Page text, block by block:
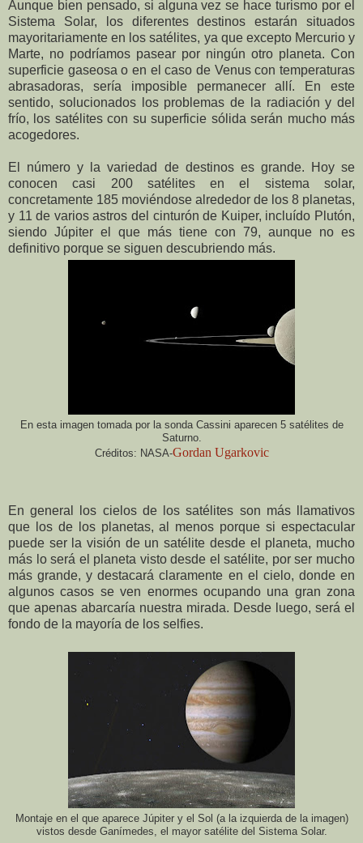
Aunque bien pensado, si alguna vez se hace turismo por el
Sistema Solar, los diferentes destinos estarán situados
mayoritariamente en los satélites, ya que excepto Mercurio y
Marte, no podríamos pasear por ningún otro planeta. Con
superficie gaseosa o en el caso de Venus con temperaturas
abrasadoras, sería imposible permanecer allí. En este
sentido, solucionados los problemas de la radiación y del
frío, los satélites con su superficie sólida serán mucho más
acogedores.
El número y la variedad de destinos es grande. Hoy se
conocen casi 200 satélites en el sistema solar,
concretamente 185 moviéndose alrededor de los 8 planetas,
y 11 de varios astros del cinturón de Kuiper, incluído Plutón,
siendo Júpiter el que más tiene con 79, aunque no es
definitivo porque se siguen descubriendo más.
En esta imagen tomada por la sonda Cassini aparecen 5 satélites de
Saturno.
Créditos: NASA-Gordan Ugarkovic
En general los cielos de los satélites son más llamativos
que los de los planetas, al menos porque si espectacular
puede ser la visión de un satélite desde el planeta, mucho
más lo será el planeta visto desde el satélite, por ser mucho
más grande, y destacará claramente en el cielo, donde en
algunos casos se ven enormes ocupando una gran zona
que apenas abarcaría nuestra mirada. Desde luego, será el
fondo de la mayoría de los selfies.
Montaje en el que aparece Júpiter y el Sol (a la izquierda de la imagen)
vistos desde Ganímedes, el mayor satélite del Sistema Solar.